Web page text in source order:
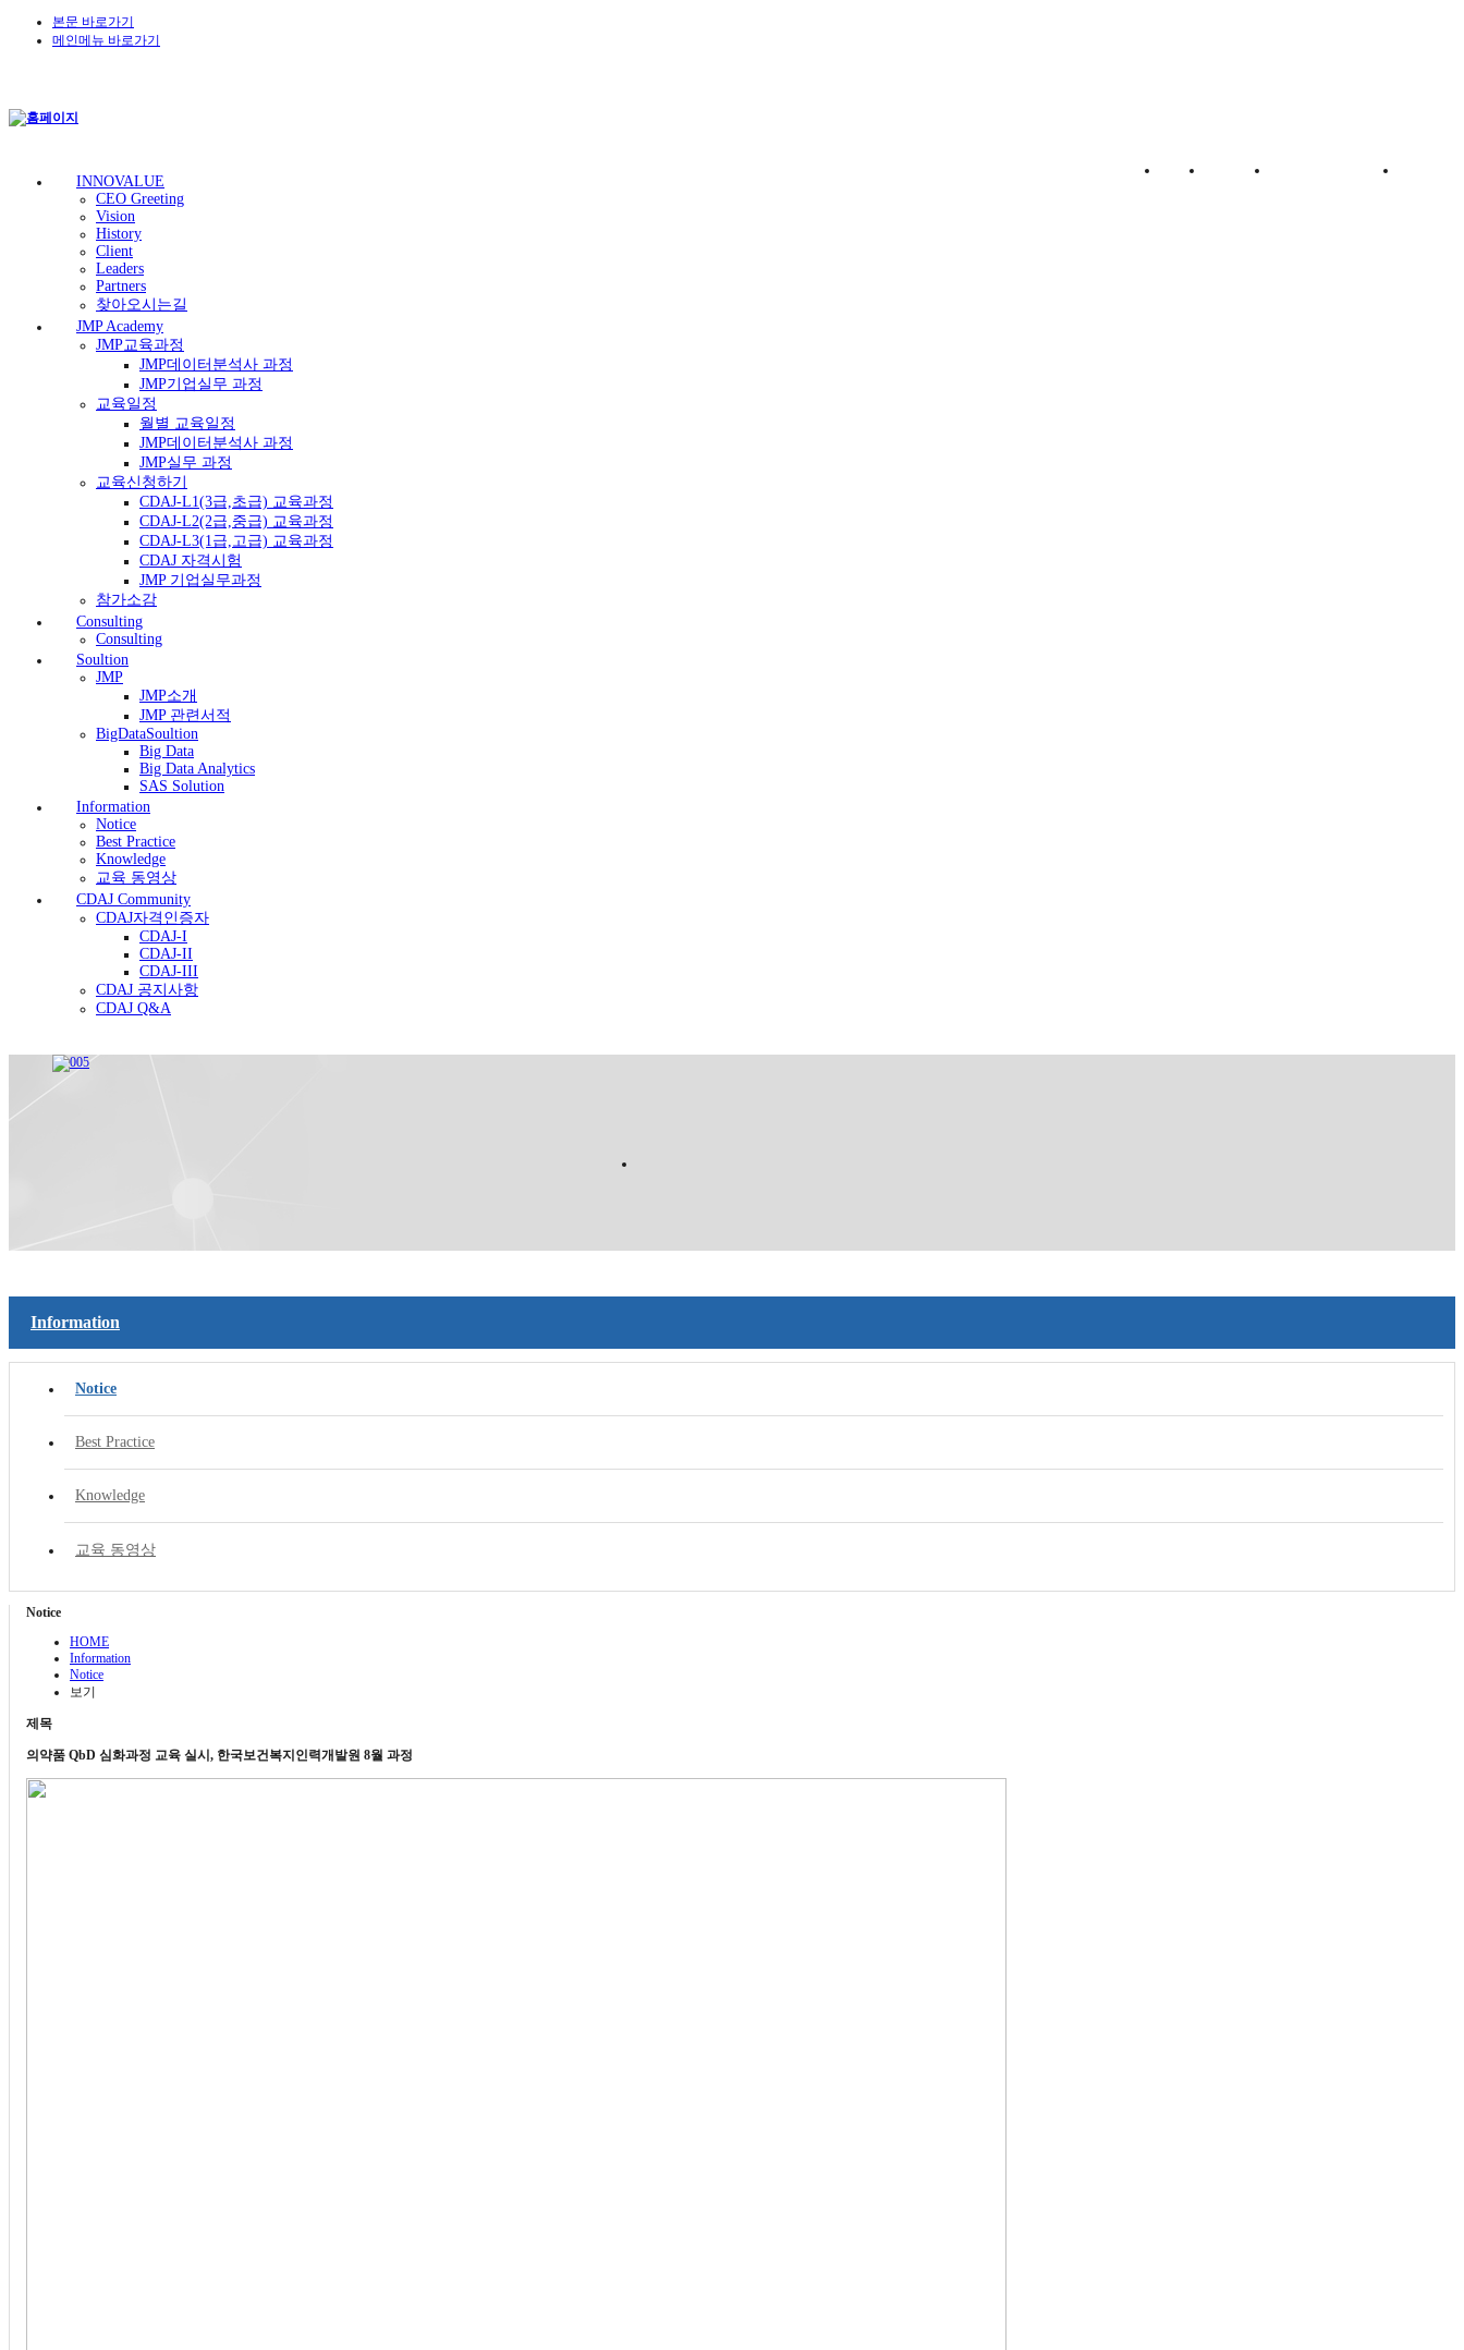
본문 바로가기
메인메뉴 바로가기
로그인 회원가입 아이디/비밀번호찾기
INNOVALUE
CEO Greeting
Vision
History
Client
Leaders
Partners
찾아오시는길
JMP Academy
JMP교육과정
JMP데이터분석사 과정
JMP기업실무 과정
교육일정
월별 교육일정
JMP데이터분석사 과정
JMP실무 과정
교육신청하기
CDAJ-L1(3급,초급) 교육과정
CDAJ-L2(2급,중급) 교육과정
CDAJ-L3(1급,고급) 교육과정
CDAJ 자격시험
JMP 기업실무과정
참가소감
Consulting
Consulting
Soultion
JMP
JMP소개
JMP 관련서적
BigDataSoultion
Big Data
Big Data Analytics
SAS Solution
Information
Notice
Best Practice
Knowledge
교육 동영상
CDAJ Community
CDAJ자격인증자
CDAJ-I
CDAJ-II
CDAJ-III
CDAJ 공지사항
CDAJ Q&A
Information
Notice
Best Practice
Knowledge
교육 동영상
Notice
HOME
Information
Notice
보기
제목
의약품 QbD 심화과정 교육 실시, 한국보건복지인력개발원 8월 과정